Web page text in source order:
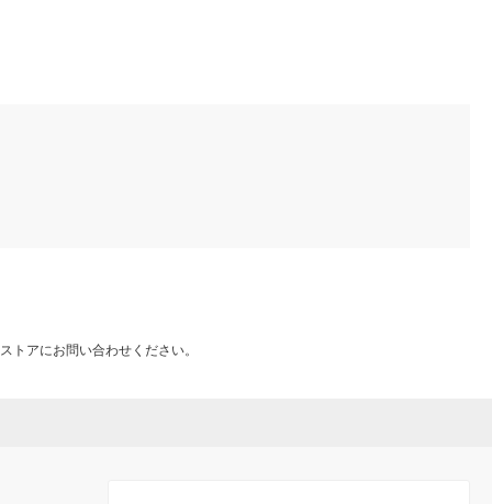
トアにお問い合わせください。